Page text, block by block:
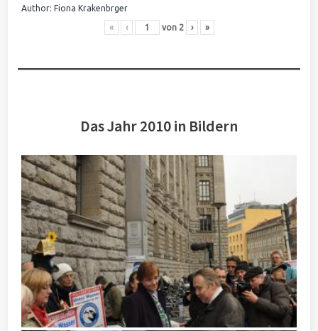
Author: Fiona Krakenbrger
« ‹ von 2 › »
Das Jahr 2010 in Bildern